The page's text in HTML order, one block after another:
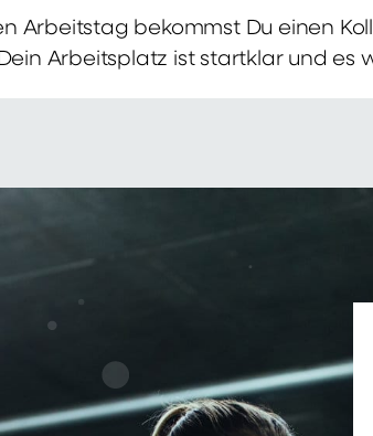
Arbeitstag bekommst Du einen
Arbeitsplatz ist startklar und es